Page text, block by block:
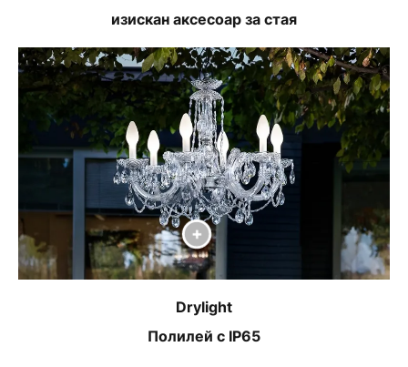
изискан аксесоар за стая
Drylight
Полилей с IP65